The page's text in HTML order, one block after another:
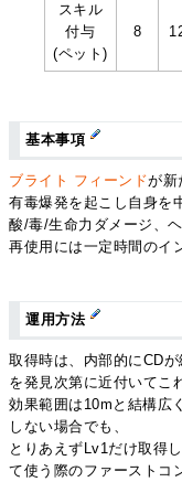
スキル
付与
(ペット)
8
基本事項
ブライト フィーンドが新
有毒爆発を起こし自身を
酸/毒/生命力ダメージ、
再使用には一定時間のイ
運用方法
取得時は、内部的にCD
を発見次第に近付いてこ
効果範囲は10mと結構広
しない場合でも、
とりあえずLv1だけ取得
て使う際のファーストコ